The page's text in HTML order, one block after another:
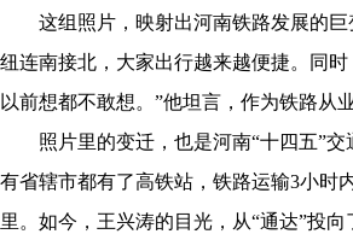
这组照片，映射出河南铁路发展的巨
纽连南接北，大家出行越来越便捷。同
以前想都不敢想。”他坦言，作为铁路从
照片里的变迁，也是河南“十四五”交
有省辖市都有了高铁站，铁路运输3小时
里。如今，王兴涛的目光，从“通达”投向